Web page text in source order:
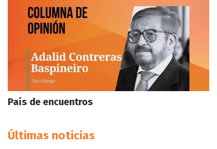
País de encuentros
Últimas noticias